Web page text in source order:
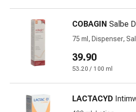
Herznerven-
Störung
Konzentrationsstörung
Allergien
&
Heuschnupfen
COBAGIN Salbe
75 ml, Dispenser,
39.90
53.20 / 100 ml
LACTACYD